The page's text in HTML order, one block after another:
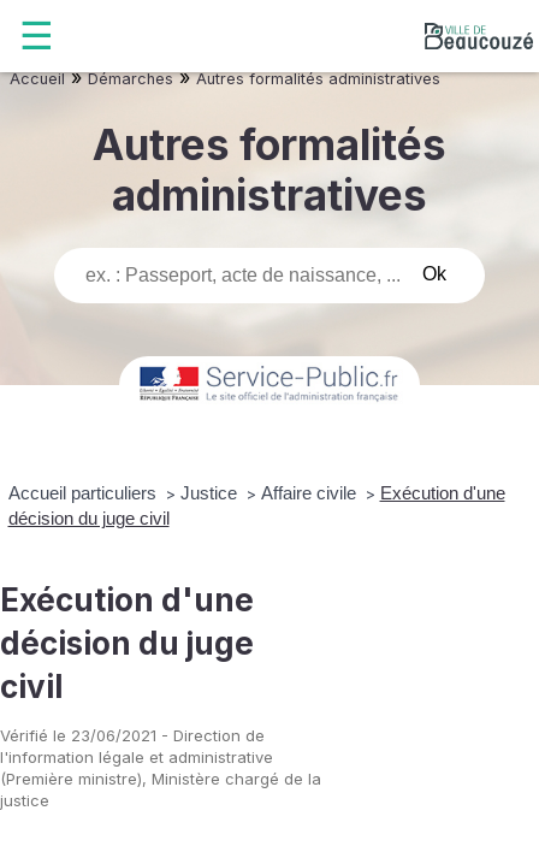
Accueil»Démarches»Autres formalités administratives
Autres formalités
administratives
Accueil particuliers > Justice > Affaire civile > Exécution d'une
décision du juge civil
Exécution d'une
décision du juge
civil
Vérifié le 23/06/2021 - Direction de
l'information légale et administrative
(Première ministre), Ministère chargé de la
justice